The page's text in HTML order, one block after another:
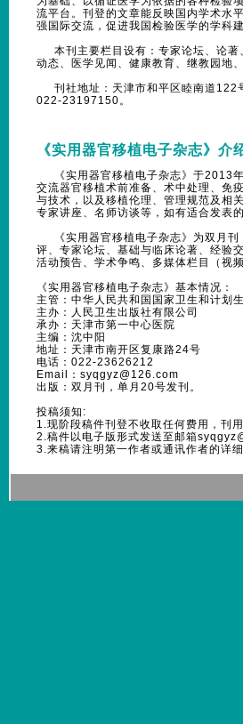
流平台。刊登的文章能反映国内学术水
强国际交流，促进我国检验医学的学科
本刊主要栏目设有：专家论坛、论著
动态、医学见闻、健康教育、继教园地
刊社地址：天津市和平区睦南道122
022-23197150。
《实用器官移植电子杂志》介
《实用器官移植电子杂志》于2013年
交流器官移植术前准备、术中处理、免
与技术，以及移植伦理、管理规范及相
专家讲座、名师访谈等，如有适合发表
《实用器官移植电子杂志》为双月刊
评、专家论坛、基础与临床论著、经验
活动预告、学术争鸣、多媒体栏目（视
《实用器官移植电子杂志》基本情况：
主管：中华人民共和国国家卫生和计划
主办：人民卫生出版社有限公司
承办：天津市第一中心医院
主编：沈中阳
地址：天津市南开区复康路24号
电话：022-23626212
Email：syqgyz@126.com
出版：双月刊，单月20号发刊。
投稿须知:
1.现阶段稿件刊登不收取任何费用，刊
2.稿件以电子版形式发送至邮箱
3.来稿请注明第一作者或通讯作者的详